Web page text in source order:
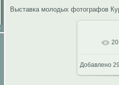
Выставка молодых фотографов
В
Добавлено